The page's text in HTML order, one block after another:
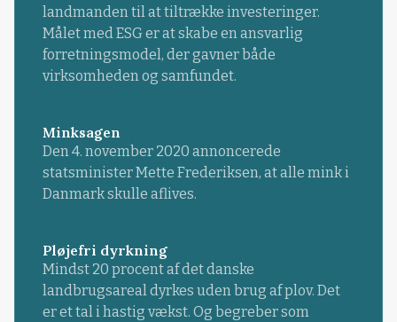
landmanden til at tiltrække investeringer.
Målet med ESG er at skabe en ansvarlig
forretningsmodel, der gavner både
virksomheden og samfundet.
Minksagen
Den 4. november 2020 annoncerede
statsminister Mette Frederiksen, at alle mink i
Danmark skulle aflives.
Pløjefri dyrkning
Mindst 20 procent af det danske
landbrugsareal dyrkes uden brug af plov. Det
er et tal i hastig vækst. Og begreber som